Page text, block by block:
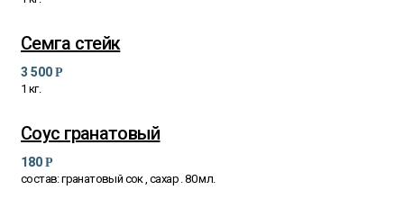
Семга стейк
3 500 Р
1 кг.
Соус гранатовый
180 Р
состав: гранатовый сок , сахар . 80 мл.